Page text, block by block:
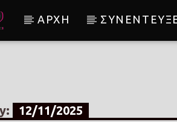
ΑΡΧΗ
12/11/2025